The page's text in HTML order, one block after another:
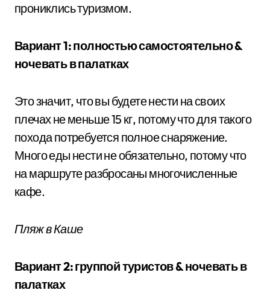
прониклись туризмом.
Вариант 1: полностью самостоятельно &
ночевать в палатках
Это значит, что вы будете нести на своих
плечах не меньше 15 кг, потому что для такого
похода потребуется полное снаряжение.
Много еды нести не обязательно, потому что
на маршруте разбросаны многочисленные
кафе.
Пляж в Каше
Вариант 2: группой туристов & ночевать в
палатках